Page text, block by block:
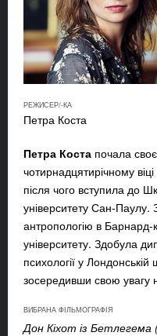
РЕЖИСЕР/-КА
Петра Коста
Петра Коста почала
чотирнадцятирічному
після чого вступила до
університету Сан-Паулу.
антропологію в Барнард-
університету. Здобула
психології у
зосередивши свою увагу
ВИБРАНА ФІЛЬМОГРАФІЯ
Дон Кіхот із Бетлегема